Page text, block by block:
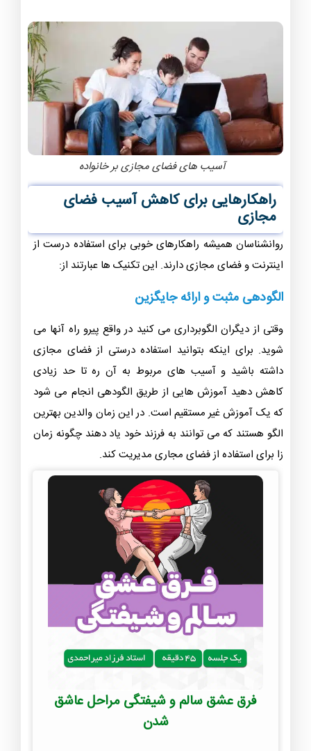
آسیب های فضای مجازی بر خانواده
راهکارهایی برای کاهش آسیب فضای
مجازی
روانشناسان همیشه راهکارهای خوبی برای استفاده درست از
اینترنت و فضای مجازی دارند. این تکنیک ها عبارتند از:
الگودهی مثبت و ارائه جایگزین
وقتی از دیگران الگوبرداری می کنید در واقع پیرو راه آنها می
شوید. برای اینکه بتوانید استفاده درستی از فضای مجازی
داشته باشید و آسیب های مربوط به آن ره تا حد زیادی
کاهش دهید آموزش هایی از طریق الگودهی انجام می شود
که یک آموزش غیر مستقیم است. در این زمان والدین بهترین
الگو هستند که می توانند به فرزند خود یاد دهند چگونه زمان
زا برای استفاده از فضای مجاری مدیریت کند.
فرق عشق سالم و شیفتگی مراحل عاشق
شدن